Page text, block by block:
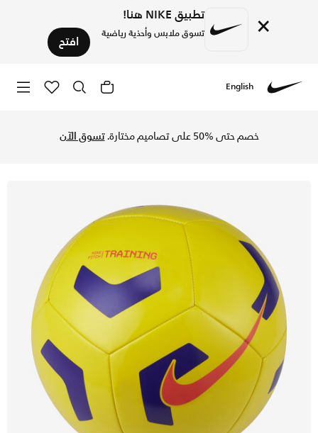
× تطبيق NIKE هنا!
تسوق ملابس وأحذية رياضية افتح
English
خصم حتى %50 على تصاميم مختارة. تسوق الآن